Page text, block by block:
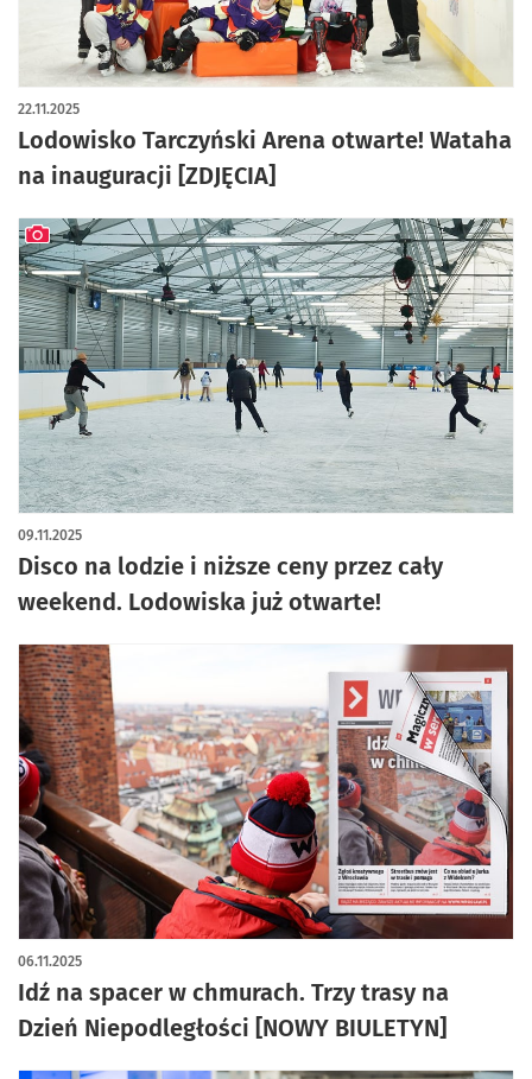
Lodowisko Tarczyński Arena otwarte! Wataha
na inauguracji [ZDJĘCIA]
22.11.2025
artykuł z galerią zdjęć
Disco na lodzie i niższe ceny przez cały
weekend. Lodowiska już otwarte!
09.11.2025
artykuł z galerią zdjęć
Idź na spacer w chmurach. Trzy trasy na
Dzień Niepodległości [NOWY BIULETYN]
06.11.2025